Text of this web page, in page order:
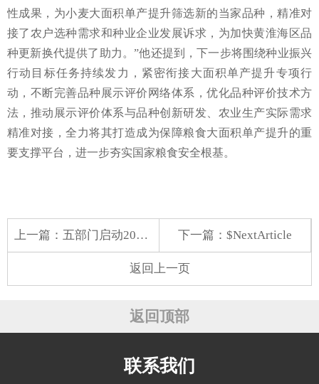
性成果，为小麦大面积单产提升筛选新的当家品种，精准对
接了农户选种需求和种业企业发展诉求，为加快黄淮海区品
种更新换代提供了助力。”他还提到，下一步将围绕种业振兴
行动目标任务持续发力，紧密衔接大面积单产提升专项行
动，不断完善品种展示评价网络体系，优化品种评价技术方
法，推动展示评价体系与品种创新研发、农业生产实际需求
精准对接，全力将其打造成为保障粮食大面积单产提升的重
要支撑平台，进一步夯实国家粮食安全根基。
上一篇： 五部门启动2025年新能源汽车下乡活动 下一篇：$NextArticle
返回上一页
返回顶部
联系我们